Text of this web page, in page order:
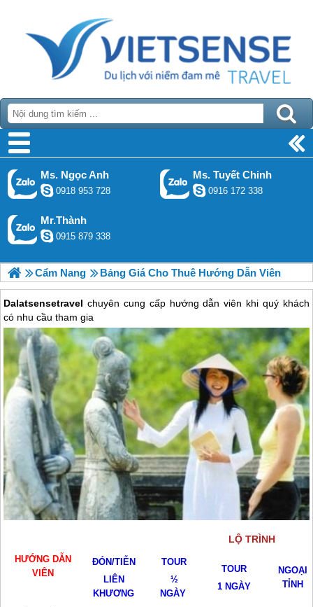
Ms. Ngọc Anh
0918 953 728
Ms. Tuyết Chinh
0916 172 338
Mr.Thành
0915 879 338
Cẩm Nang Bảng Giá Cho Thuê Hướng Dẫn Viên
Dalatsensetravelchuyên cung cấp hướng dẫn viên khi quý khách
có nhu cầu tham gia
HƯỚNG DẪN
VIÊN
LỘ TRÌNH
ĐÓN/TIỄN
LIÊN
KHƯƠNG
TOUR
½
NGÀY
TOUR
1 NGÀY
NGOẠI
TỈNH